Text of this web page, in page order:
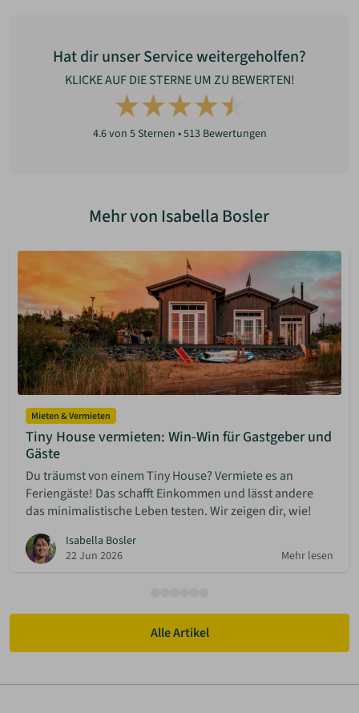
Hat dir unser Service weitergeholfen?
KLICKE AUF DIE STERNE UM ZU BEWERTEN!
4.6von 5 Sternen •513Bewertungen
Mehr von Isabella Bosler
Mieten & Vermieten
Tiny House vermieten: Win-Win für Gastgeber und
Gäste
Du träumst von einem Tiny House? Vermiete es an
Feriengäste! Das schafft Einkommen und lässt andere
das minimalistische Leben testen. Wir zeigen dir, wie!
Isabella Bosler
22 Jun 2026
Mehr lesen
Alle Artikel